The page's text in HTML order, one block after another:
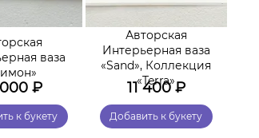
ваза
₽
к букету
Авторская
Интерьерная ваза
«Sand», Коллекция
«Terra»
11 400₽
Добавить к букету